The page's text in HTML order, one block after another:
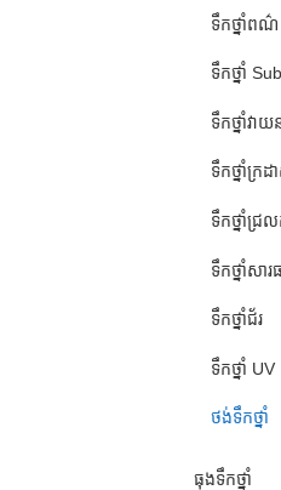
ទឹកថ្នាំពណ៌
ទឹកថ្នាំ
ទឹកថ្នាំវា
ទឹកថ្នាំក្រ
ទឹកថ្នាំជ្រ
ទឹកថ្នាំសា
ទឹកថ្នាំជ័រ
ទឹកថ្នាំ UV
ថង់ទឹកថ្នាំ
ធុងទឹកថ្នាំ